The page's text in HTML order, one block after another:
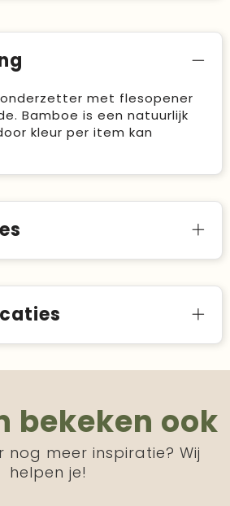
met flesopener
Bamboe is een natuurlijk
kleur per item kan
bekeken ook
nog meer inspiratie? Wij
helpen je!